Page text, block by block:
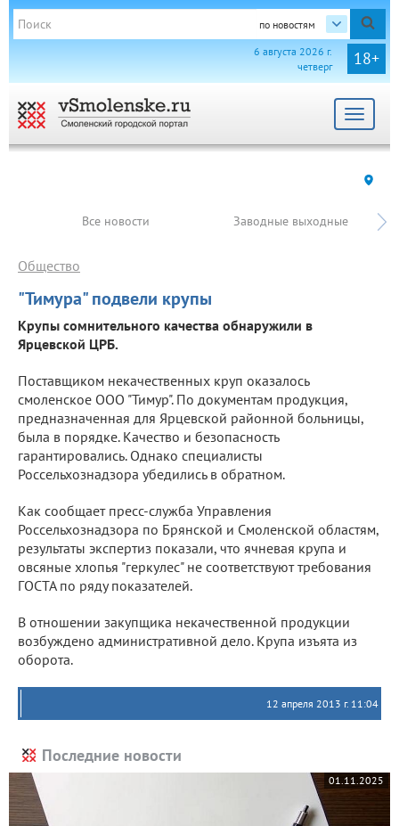
по новостям
18+
6 августа 2026 г.
четверг
Toggle
Все новости Заводные выходные
"Тимура" подвели крупы
Общество
Крупы сомнительного качества обнаружили в
Ярцевской ЦРБ.
Поставщиком некачественных круп оказалось
смоленское ООО "Тимур". По документам продукция,
предназначенная для Ярцевской районной больницы,
была в порядке. Качество и безопасность
гарантировались. Однако специалисты
Россельхознадзора убедились в обратном.
Как сообщает пресс-служба Управления
Россельхознадзора по Брянской и Смоленской областям,
результаты экспертиз показали, что ячневая крупа и
овсяные хлопья "геркулес" не соответствуют требования
ГОСТА по ряду показателей.
В отношении закупщика некачественной продукции
возбуждено административной дело. Крупа изъята из
оборота.
12 апреля 2013 г. 11:04
Последние новости
01.11.2025